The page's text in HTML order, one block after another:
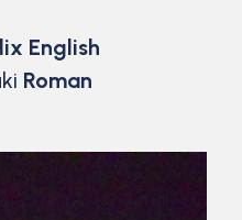
English
Roman